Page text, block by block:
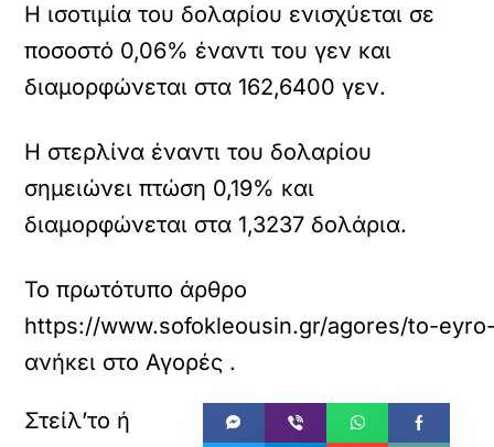
Η ισοτιμία του δολαρίου ενισχύεται σε
ποσοστό 0,06% έναντι του γεν και
διαμορφώνεται στα 162,6400 γεν.
Η στερλίνα έναντι του δολαρίου
σημειώνει πτώση 0,19% και
διαμορφώνεται στα 1,3237 δολάρια.
Το πρωτότυπο άρθρο
https://www.sofokleousin.gr/agores/to-
ανήκει στοΑγορές .